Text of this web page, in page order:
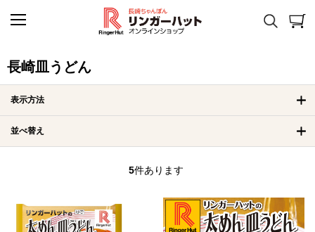
長崎皿うどん
表示方法
並べ替え
5件あります